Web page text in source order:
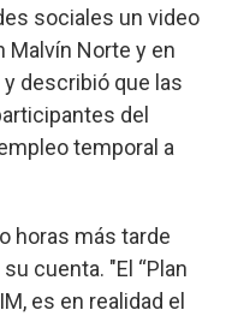
sociales un video
Malvín Norte y en
y describió que las
del
temporal a
horas más tarde
cuenta. "El “Plan
es en realidad el